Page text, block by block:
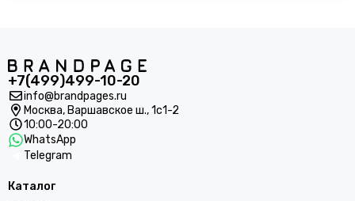
+7(499)499-10-20
info@brandpages.ru
Москва, Варшавское ш., 1с1-2
10:00-20:00
WhatsApp
Telegram
Каталог